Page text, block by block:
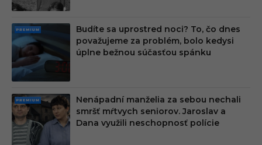
PRE
MIU
M
Budíte sa uprostred noci? To, čo dnes
považujeme za problém, bolo kedysi
úplne bežnou súčasťou spánku
PRE
MIU
M
Nenápadní manželia za sebou nechali
smršť mŕtvych seniorov. Jaroslav a
Dana využili neschopnosť polície